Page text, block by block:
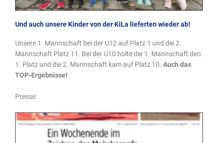
Und auch unsere Kinder von der KiLa lieferten wieder ab!
Unsere 1. Mannschaft bei der U12 auf Platz 1 und die 2.
Mannschaft Platz 11. Bei der U10 holte die 1. Mannschaft den
1. Platz und die 2. Mannschaft kam auf Platz 10.Auch das
TOP-Ergebnisse!
Presse: